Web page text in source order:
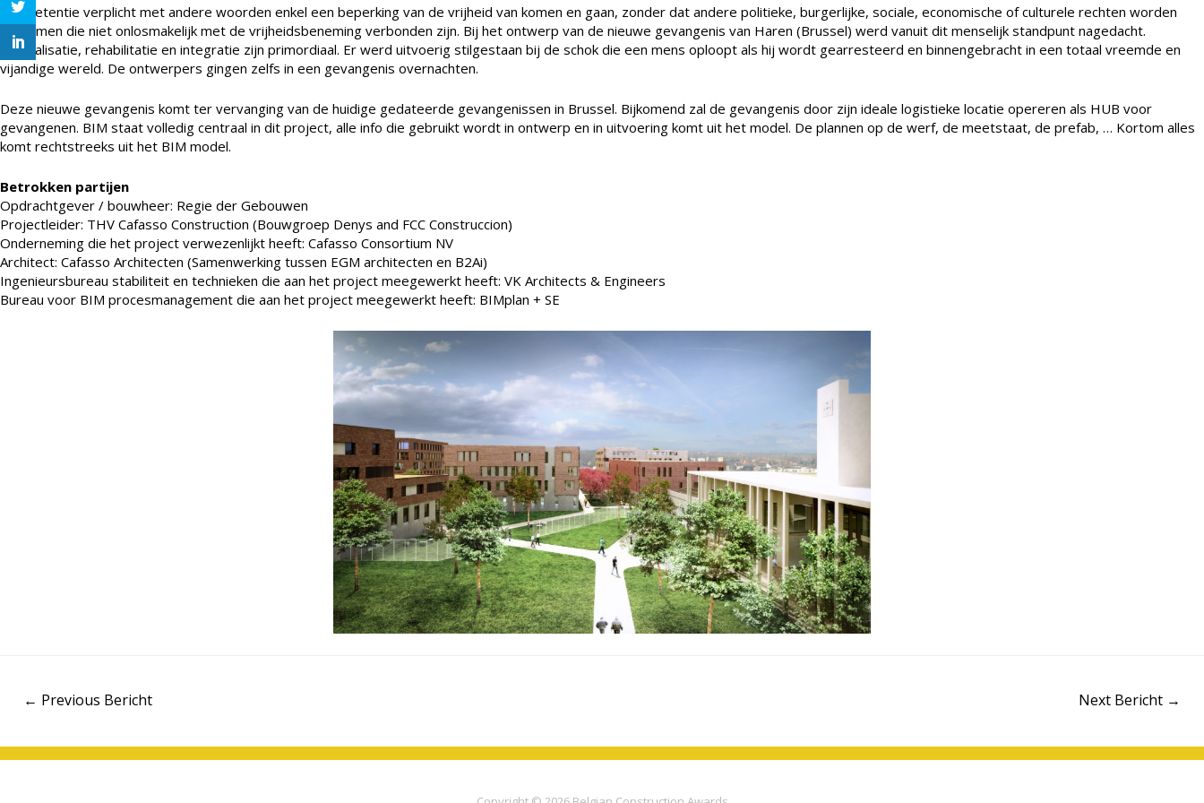
Een detentie verplicht met andere woorden enkel een beperking van de vrijheid van komen en gaan, zonder dat andere politieke, burgerlijke, sociale, economische of culturele rechten worden
ontnomen die niet onlosmakelijk met de vrijheidsbeneming verbonden zijn. Bij het ontwerp van de nieuwe gevangenis van Haren (Brussel) werd vanuit dit menselijk standpunt nagedacht.
Normalisatie, rehabilitatie en integratie zijn primordiaal. Er werd uitvoerig stilgestaan bij de schok die een mens oploopt als hij wordt gearresteerd en binnengebracht in een totaal vreemde en
vijandige wereld. De ontwerpers gingen zelfs in een gevangenis overnachten.
Deze nieuwe gevangenis komt ter vervanging van de huidige gedateerde gevangenissen in Brussel. Bijkomend zal de gevangenis door zijn ideale logistieke locatie opereren als HUB voor
gevangenen. BIM staat volledig centraal in dit project, alle info die gebruikt wordt in ontwerp en in uitvoering komt uit het model. De plannen op de werf, de meetstaat, de prefab, … Kortom alles
komt rechtstreeks uit het BIM model.
Betrokken partijen
Opdrachtgever / bouwheer: Regie der Gebouwen
Projectleider: THV Cafasso Construction (Bouwgroep Denys and FCC Construccion)
Onderneming die het project verwezenlijkt heeft: Cafasso Consortium NV
Architect: Cafasso Architecten (Samenwerking tussen EGM architecten en B2Ai)
Ingenieursbureau stabiliteit en technieken die aan het project meegewerkt heeft: VK Architects & Engineers
Bureau voor BIM procesmanagement die aan het project meegewerkt heeft: BIMplan + SE
Berichtnavigatie
← Previous Bericht Next Bericht →